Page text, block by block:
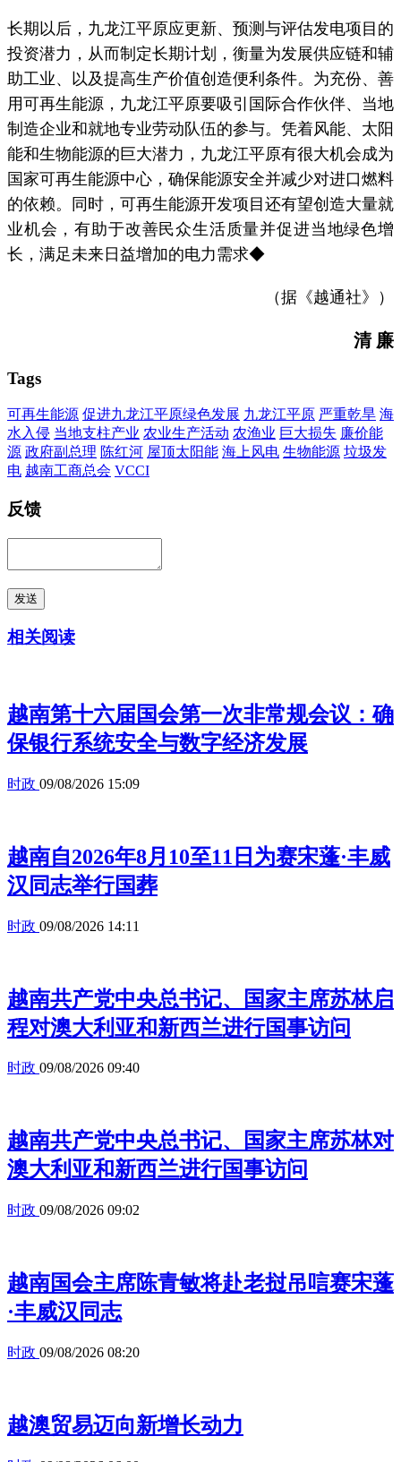
长期以后，九龙江平原应更新、预测与评估发电项目的
投资潜力，从而制定长期计划，衡量为发展供应链和辅
助工业、以及提高生产价值创造便利条件。为充份、善
用可再生能源，九龙江平原要吸引国际合作伙伴、当地
制造企业和就地专业劳动队伍的参与。凭着风能、太阳
能和生物能源的巨大潜力，九龙江平原有很大机会成为
国家可再生能源中心，确保能源安全并减少对进口燃料
的依赖。同时，可再生能源开发项目还有望创造大量就
业机会，有助于改善民众生活质量并促进当地绿色增
长，满足未来日益增加的电力需求◆
（据《越通社》）
清 廉
Tags
可再生能源 促进九龙江平原绿色发展 九龙江平原 严重乾旱 海
水入侵 当地支柱产业 农业生产活动 农渔业 巨大损失 廉价能
源 政府副总理 陈红河 屋顶太阳能 海上风电 生物能源 垃圾发
电 越南工商总会 VCCI
反馈
发送
相关阅读
越南第十六届国会第一次非常规会议：确
保银行系统安全与数字经济发展
时政 09/08/2026 15:09
越南自2026年8月10至11日为赛宋蓬·丰威
汉同志举行国葬
时政 09/08/2026 14:11
越南共产党中央总书记、国家主席苏林启
程对澳大利亚和新西兰进行国事访问
时政 09/08/2026 09:40
越南共产党中央总书记、国家主席苏林对
澳大利亚和新西兰进行国事访问
时政 09/08/2026 09:02
越南国会主席陈青敏将赴老挝吊唁赛宋蓬
·丰威汉同志
时政 09/08/2026 08:20
越澳贸易迈向新增长动力